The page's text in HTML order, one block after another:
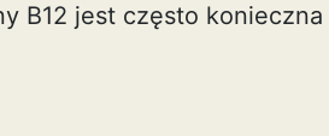
B12 jest często konieczna